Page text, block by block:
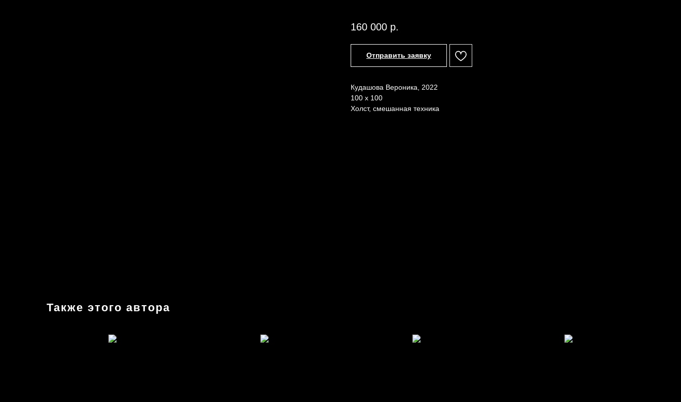
160 000 р.
Отправить заявку
Кудашова Вероника, 2022
100 x 100
Холст, смешанная техника
Также этого автора